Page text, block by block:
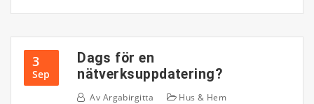
3
Sep
Dags för en
nätverksuppdatering?
Av Argabirgitta Hus & Hem